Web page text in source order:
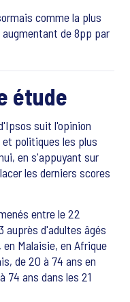
comme la plus
de 8pp par
étude
suit l'opinion
politiques les plus
en s'appuyant sur
les derniers scores
entre le 22
auprès d'adultes âgés
en Malaisie, en Afrique
de 20 à 74 ans en
74 ans dans les 21